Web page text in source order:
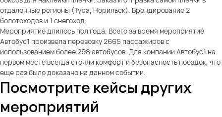
отдаленные регионы (Тура, Норильск). Брендирование 2
болотоходов и 1 снегоход.
Мероприятие длилось пол года. Всего за время мероприятие
Автобус1 произвела перевозку 2665 пассажиров с
использованием более 298 автобусов. Для компании Автобус1 на
первом месте всегда стояли комфорт и безопасность поездок, что
еще раз было доказано на данном событии.
Посмотрите кейсы других
мероприятий